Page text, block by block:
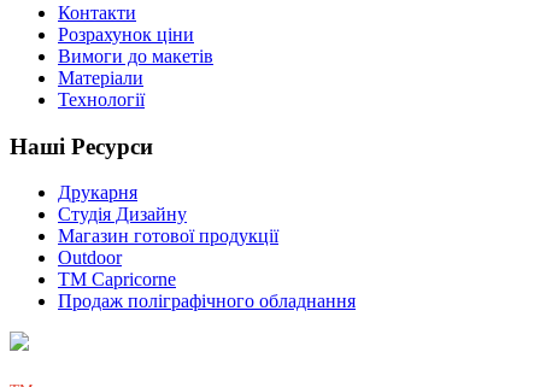
Контакти
Розрахунок ціни
Вимоги до макетів
Матеріали
Технології
Наші Ресурси
Друкарня
Студія Дизайну
Магазин готової продукції
Outdoor
TM Capricorne
Продаж поліграфічного обладнання